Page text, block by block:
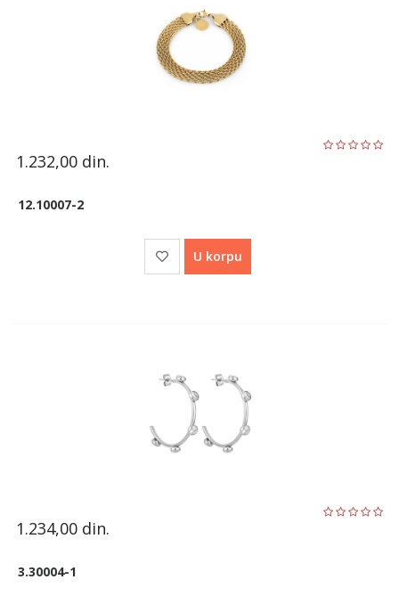
1.232,00 din.
12.10007-2
U korpu
1.234,00 din.
3.30004-1